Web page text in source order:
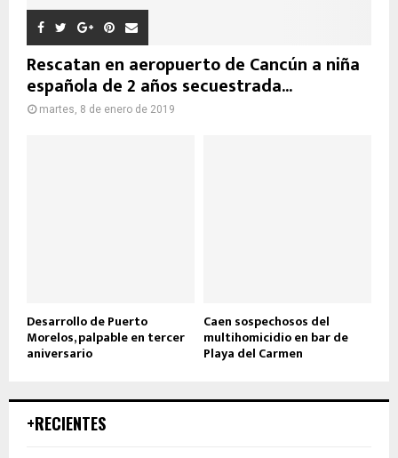
Rescatan en aeropuerto de Cancún a niña
española de 2 años secuestrada...
martes, 8 de enero de 2019
Desarrollo de Puerto
Morelos, palpable en tercer
aniversario
Caen sospechosos del
multihomicidio en bar de
Playa del Carmen
+RECIENTES